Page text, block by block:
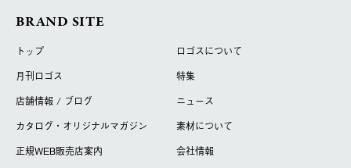
BRAND SITE
トップ
ロゴスについて
月刊ロゴス
特集
店舗情報 / ブログ
ニュース
カタログ・オリジナルマガジン
素材について
正規WEB販売店案内
会社情報